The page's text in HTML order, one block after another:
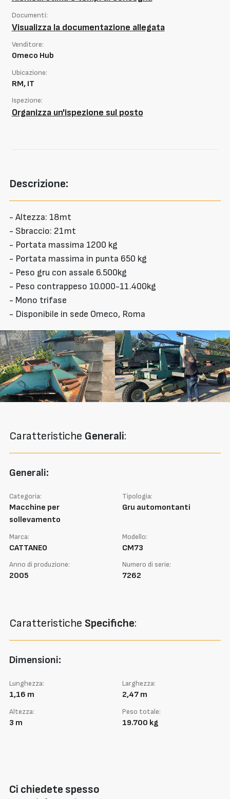
Descrizione:
- Altezza: 18mt
- Sbraccio: 21mt
- Portata massima 1200 kg
- Portata massima in punta 650 kg
- Peso gru con assale 6.500kg
- Peso contrappeso 10.000-11.400kg
- Mono trifase
- Disponibile in sede Omeco, Roma
Caratteristiche Generali:
Generali:
Categoria:
Macchine per
sollevamento
Tipologia:
Gru automontanti
Marca:
CATTANEO
Modello:
CM73
Anno di produzione:
2005
Numero di serie:
7262
Caratteristiche Specifiche:
Dimensioni:
Lunghezza:
1,16 m
Larghezza:
2,47 m
Altezza:
3 m
Peso totale:
19.700 kg
Ci chiedete spesso
Documenti:
Visualizza la documentazione allegata
Venditore:
Omeco Hub
Ubicazione:
RM, IT
Ispezione:
Organizza un'ispezione sul posto